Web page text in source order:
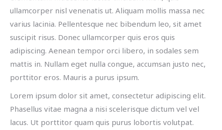
ullamcorper nisl venenatis ut. Aliquam mollis massa nec
varius lacinia. Pellentesque nec bibendum leo, sit amet
suscipit risus. Donec ullamcorper quis eros quis
adipiscing. Aenean tempor orci libero, in sodales sem
mattis in. Nullam eget nulla congue, accumsan justo nec,
porttitor eros. Mauris a purus ipsum.
Lorem ipsum dolor sit amet, consectetur adipiscing elit.
Phasellus vitae magna a nisi scelerisque dictum vel vel
lacus. Ut porttitor quam quis purus lobortis volutpat.